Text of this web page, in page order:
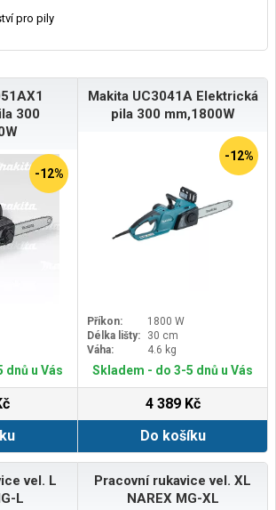
pro pily
300
-12%
dnů u Vás
Makita UC3041A Elektrická
pila 300 mm,1800W
-12%
Příkon:
1800 W
Délka lišty:
30 cm
Váha:
4.6 kg
Skladem - do 3-5 dnů u Vás
4 389 Kč
Do košíku
vel. L
L
Pracovní rukavice vel. XL
NAREX MG-XL